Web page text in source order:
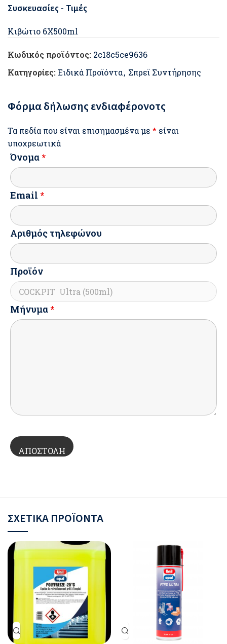
Συσκευασίες - Τιμές
Κιβώτιο 6Χ500ml
Κωδικός προϊόντος: 2c18c5ce9636
Κατηγορίες:Ειδικά Προϊόντα, Σπρεϊ Συντήρησης
Φόρμα δήλωσης ενδιαφέρονοτς
Τα πεδία που είναι επισημασμένα με * είναι
υποχρεωτικά
Όνομα *
Email *
Αριθμός τηλεφώνου
Προϊόν
Μήνυμα *
ΣΧΕΤΙΚΆ ΠΡΟΪΌΝΤΑ